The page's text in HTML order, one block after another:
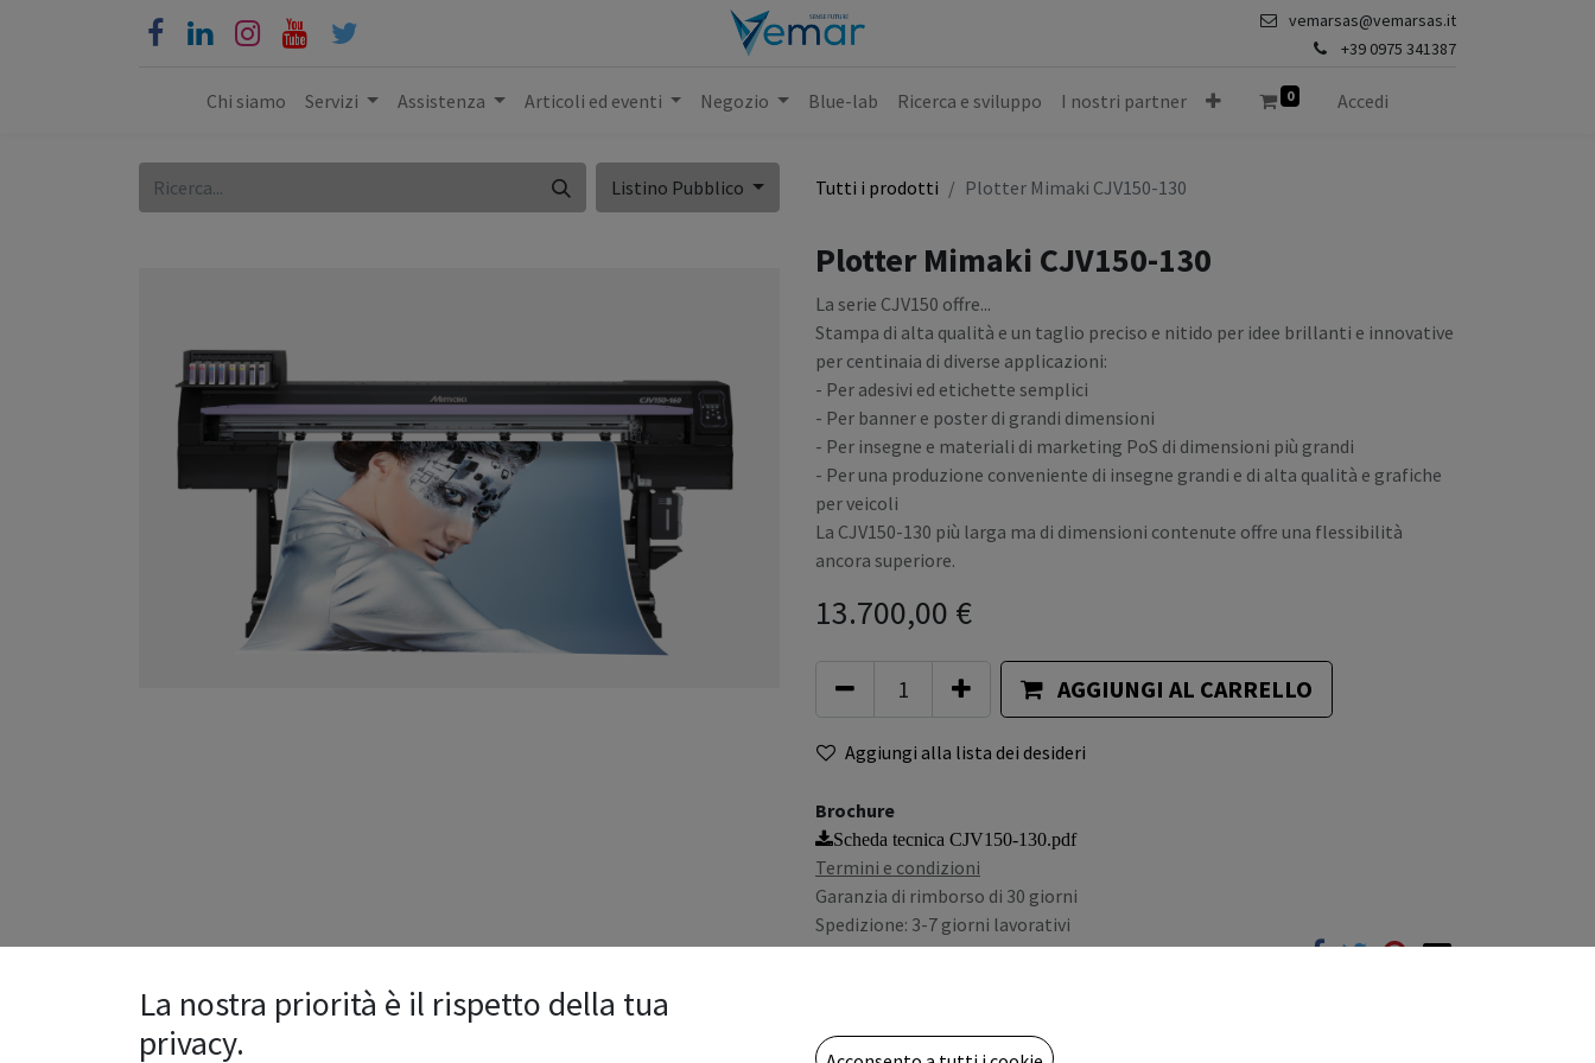
vemarsas@vemarsas.it
+39 0975 341387
Chi siamo Servizi Assistenza Articoli ed eventi Negozio Blue-lab Ricerca e sviluppo I nostri partner 0 Accedi
Listino Pubblico Tutti i prodotti Plotter Mimaki CJV150-130
Plotter Mimaki CJV150-130
La serie CJV150 offre...
Stampa di alta qualità e un taglio preciso e nitido per idee brillanti e innovative
per centinaia di diverse applicazioni:
- Per adesivi ed etichette semplici
- Per banner e poster di grandi dimensioni
- Per insegne e materiali di marketing PoS di dimensioni più grandi
- Per una produzione conveniente di insegne grandi e di alta qualità e grafiche
per veicoli
La CJV150-130 più larga ma di dimensioni contenute offre una flessibilità
ancora superiore.
13.700,00 €
AGGIUNGI AL CARRELLO
Aggiungi alla lista dei desideri
Brochure
Scheda tecnica CJV150-130.pdf
Termini e condizioni
Garanzia di rimborso di 30 giorni
Spedizione: 3-7 giorni lavorativi
Iva e tasse escluse
La nostra priorità è il rispetto della tua
privacy.